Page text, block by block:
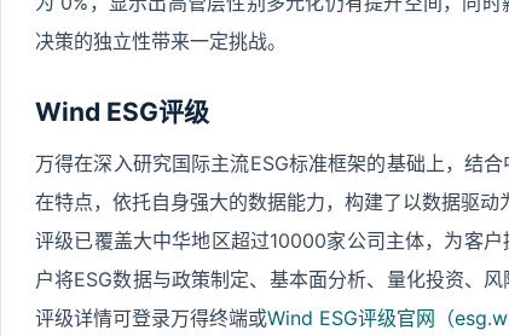
决策的独立性带来一定挑战。
Wind ESG评级
万得在深入研究国际主流ESG标准框架的基础上，结
在特点，依托自身强大的数据能力，构建了以数据驱
评级已覆盖大中华地区超过10000家公司主体，为客
户将ESG数据与政策制定、基本面分析、量化投资、
评级详情可登录万得终端或Wind ESG评级官网（